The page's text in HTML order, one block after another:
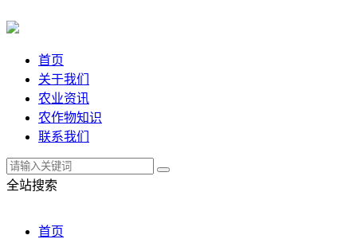
首页
关于我们
农业资讯
农作物知识
联系我们
全站搜索
首页